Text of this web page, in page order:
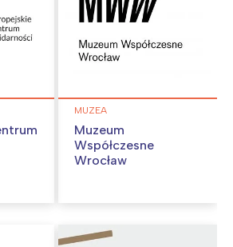
MUZEA
Muzeum
Współczesne
Wrocław
Śląsk
Kraków
Południe
Wszystkie
Wybieram